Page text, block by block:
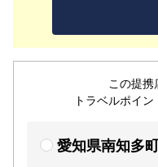
この提
トラベルポイン
愛知県南知多